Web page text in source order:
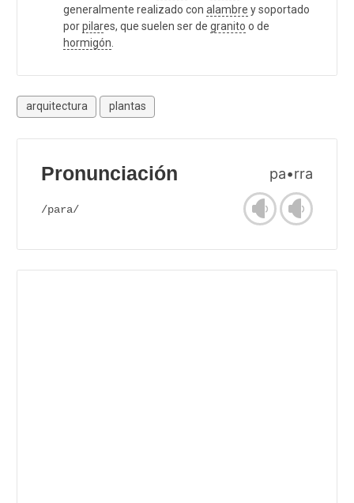
generalmente realizado con alambre y soportado
porpilares, que suelen ser de granito o de
hormigón
arquitectura plantas
Pronunciación pa•rra
/para/